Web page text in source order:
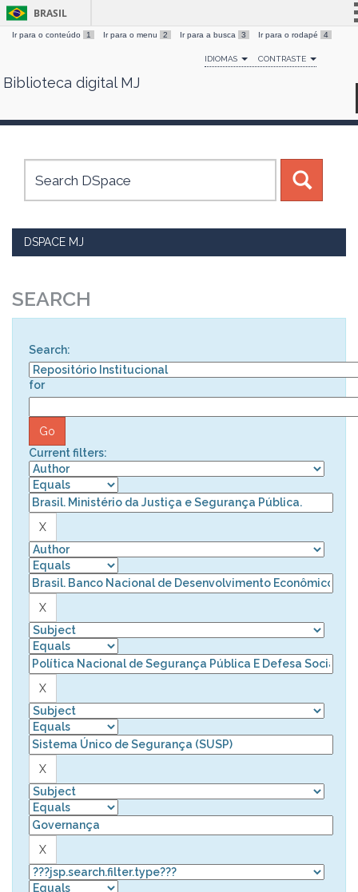
Skip
BRASIL
Simplifique!
Comunica BR
Canais
Ir para o conteúdo 1 Ir para o menu 2 Ir para a busca 3 Ir para o rodapé 4
IDIOMAS CONTRASTE
Biblioteca digital MJ
DSPACE MJ
SEARCH
Search:
for
Current filters: